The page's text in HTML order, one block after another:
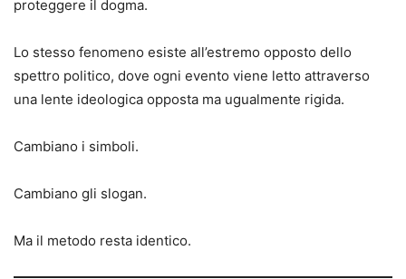
proteggere il dogma.
Lo stesso fenomeno esiste all’estremo opposto dello
spettro politico, dove ogni evento viene letto attraverso
una lente ideologica opposta ma ugualmente rigida.
Cambiano i simboli.
Cambiano gli slogan.
Ma il metodo resta identico.